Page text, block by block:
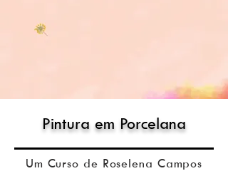
Pintura em Porcelana
Um Curso de Roselena Campos